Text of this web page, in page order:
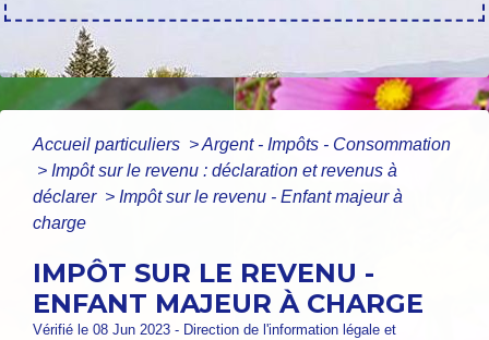
Accueil particuliers >Argent - Impôts - Consommation
> Impôt sur le revenu : déclaration et revenus à
déclarer > Impôt sur le revenu - Enfant majeur à
charge
IMPÔT SUR LE REVENU -
ENFANT MAJEUR À CHARGE
Vérifié le 08 Jun 2023 - Direction de l'information légale et